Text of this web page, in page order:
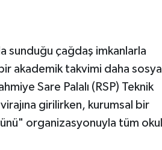
sunduğu çağdaş imkanlarla
akademik takvimi daha sosyal
Sare Palalı (RSP) Teknik
girilirken, kurumsal bir
organizasyonuyla tüm okul